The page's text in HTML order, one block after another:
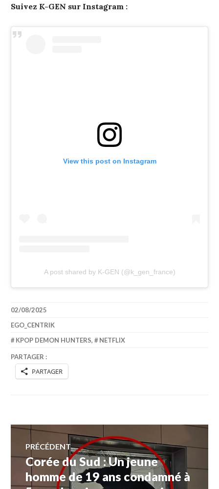
Suivez K-GEN sur Instagram :
View this post on Instagram
A post shared by K-GEN (@k_gen_france)
02/08/2025
EGO_CENTRIK
KPOP DEMON HUNTERS, NETFLIX
PARTAGER :
PARTAGER
Navigation
de
PRÉCÉDENT
Article
précédent :
Corée du Sud : Un jeune
homme de 19 ans condamné à